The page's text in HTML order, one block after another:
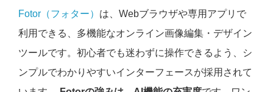
Fotor（フォター） は、Webブラウザや専用アプリで
利用できる、多機能なオンライン画像編集・デザイン
ツールです。初心者でも迷わずに操作できるよう、シ
ンプルでわかりやすいインターフェースが採用されて